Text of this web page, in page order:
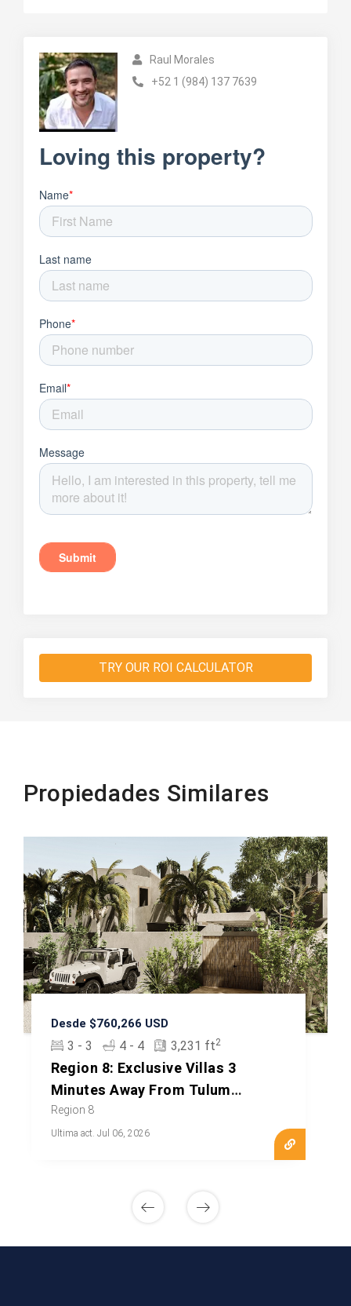
Raul Morales
+52 1 (984) 137 7639
TRY OUR ROI CALCULATOR
Propiedades Similares
Desde $760,266 USD
3 - 3 4 - 4 3,231 ft2
Region 8: Exclusive Villas 3
Minutes Away From Tulum
Beach
Region 8
Ultima act. Jul 06, 2026